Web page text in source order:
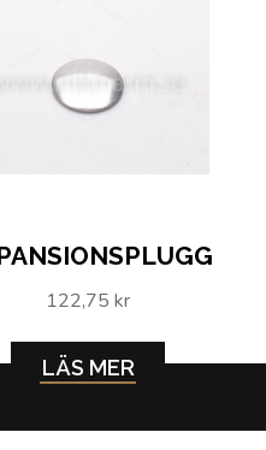
122,75 kr
LÄS MER